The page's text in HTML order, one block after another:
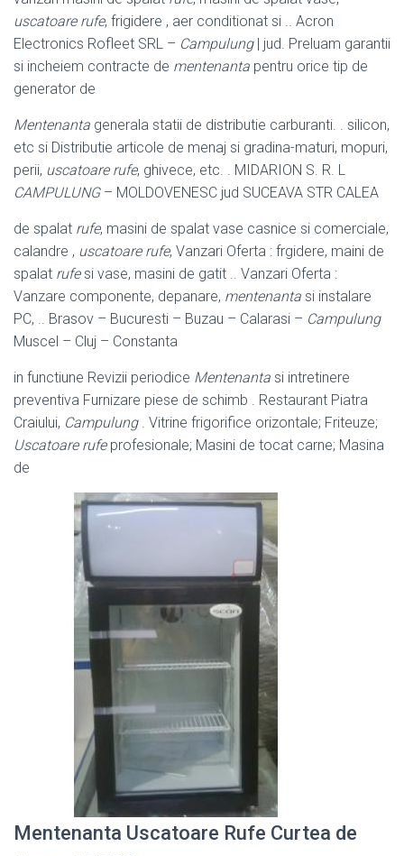
uscatoare rufe, frigidere , aer conditionat si .. Acron
Electronics Rofleet SRL – Campulung| jud. Preluam garantii
si incheiem contracte de mentenanta pentru orice tip de
generator de
Mentenanta generala statii de distributie carburanti. . silicon,
etc si Distributie articole de menaj si gradina-maturi, mopuri,
perii, uscatoare rufe, ghivece, etc. . MIDARION S. R. L
CAMPULUNG– MOLDOVENESC jud SUCEAVA STR CALEA
de spalat rufe, masini de spalat vase casnice si comerciale,
calandre , uscatoare rufe, Vanzari Oferta : frgidere, maini de
spalat rufesi vase, masini de gatit .. Vanzari Oferta :
Vanzare componente, depanare, mentenanta si instalare
PC, .. Brasov – Bucuresti – Buzau – Calarasi – Campulung
Muscel – Cluj – Constanta
in functiune Revizii periodice Mentenanta si intretinere
preventiva Furnizare piese de schimb . Restaurant Piatra
Craiului, Campulung. Vitrine frigorifice orizontale; Friteuze;
Uscatoare rufeprofesionale; Masini de tocat carne; Masina
de
Mentenanta Uscatoare Rufe Curtea de